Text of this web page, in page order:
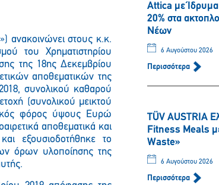
στους κ.κ.
του Χρηματιστηρίου
της 18ης Δεκεμβρίου
αποθεματικών της
συνολικού καθαρού
(συνολικού μεικτού
φόρος ύψους Ευρώ
αποθεματικά και
εξουσιοδοτήθηκε το
όρων υλοποίησης της
Attica με
20% στα
Νέων
6 Αυγούστου 2026
Περισσότερα
TÜV AUSTRIA
Fitness Meals
Waste»
6 Αυγούστου 2026
Περισσότερα